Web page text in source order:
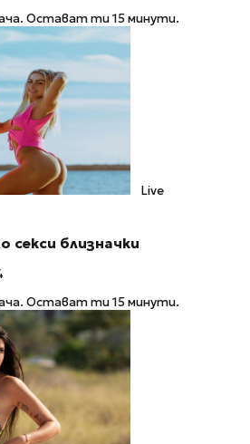
Остават ти 15 минути.
Live
секси близначки
Остават ти 15 минути.